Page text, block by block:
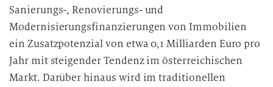
Sanierungs-, Renovierungs- und
Modernisierungsfinanzierungen von Immobilien
ein Zusatzpotenzial von etwa 0,1 Milliarden Euro pro
Jahr mit steigender Tendenz im österreichischen
Markt. Darüber hinaus wird im traditionellen